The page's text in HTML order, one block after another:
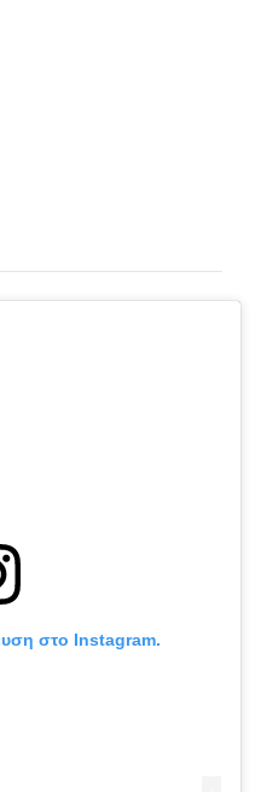
στο Instagram.